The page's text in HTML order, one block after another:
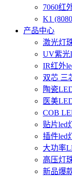
7060红
K1
产品中心
激光灯
UV紫光
IR红外
双芯 三
陶瓷
医美
COB
贴片led
插件led
大功率
高压灯
新品爆